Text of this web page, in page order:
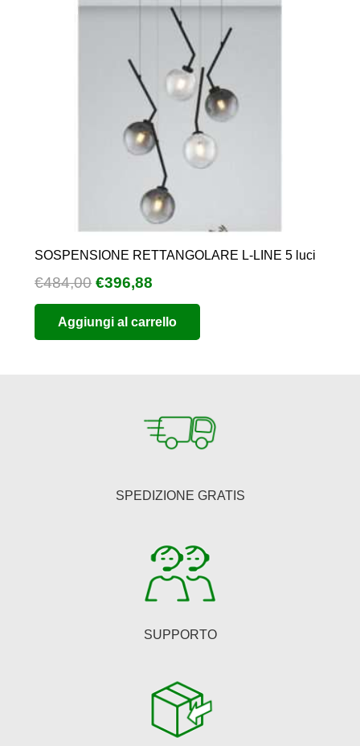
SOSPENSIONE RETTANGOLARE L-LINE 5 luci
€484,00 Il
prezzo
originale
era:
€396,88
prezzo
attuale
è:
Aggiungi al carrello
SPEDIZIONE GRATIS
SUPPORTO